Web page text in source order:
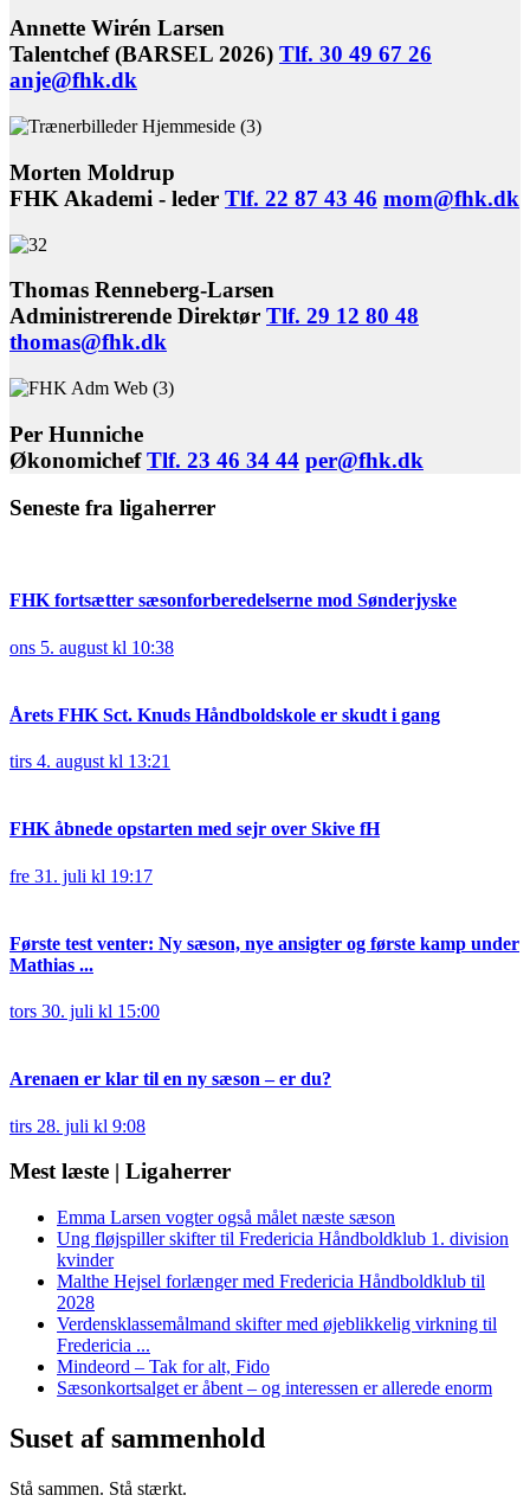
Annette Wirén Larsen
Talentchef (BARSEL 2026) Tlf. 30 49 67 26
anje@fhk.dk
Morten Moldrup
FHK Akademi - leder Tlf. 22 87 43 46 mom@fhk.dk
Thomas Renneberg-Larsen
Administrerende Direktør Tlf. 29 12 80 48
thomas@fhk.dk
Per Hunniche
Økonomichef Tlf. 23 46 34 44 per@fhk.dk
Seneste fra ligaherrer
FHK fortsætter sæsonforberedelserne mod Sønderjyske
ons 5. august kl 10:38
Årets FHK Sct. Knuds Håndboldskole er skudt i gang
tirs 4. august kl 13:21
FHK åbnede opstarten med sejr over Skive fH
fre 31. juli kl 19:17
Første test venter: Ny sæson, nye ansigter og første kamp under
Mathias ...
tors 30. juli kl 15:00
Arenaen er klar til en ny sæson – er du?
tirs 28. juli kl 9:08
Mest læste | Ligaherrer
Emma Larsen vogter også målet næste sæson
Ung fløjspiller skifter til Fredericia Håndboldklub 1. division
kvinder
Malthe Hejsel forlænger med Fredericia Håndboldklub til
2028
Verdensklassemålmand skifter med øjeblikkelig virkning til
Fredericia ...
Mindeord – Tak for alt, Fido
Sæsonkortsalget er åbent – og interessen er allerede enorm
Suset af sammenhold
Stå sammen. Stå stærkt.